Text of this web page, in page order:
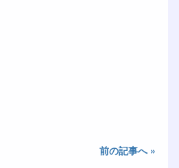
前の記事へ »